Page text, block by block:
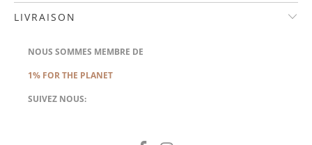
LIVRAISON
NOUS SOMMES MEMBRE DE
1% FOR THE PLANET
SUIVEZ NOUS: